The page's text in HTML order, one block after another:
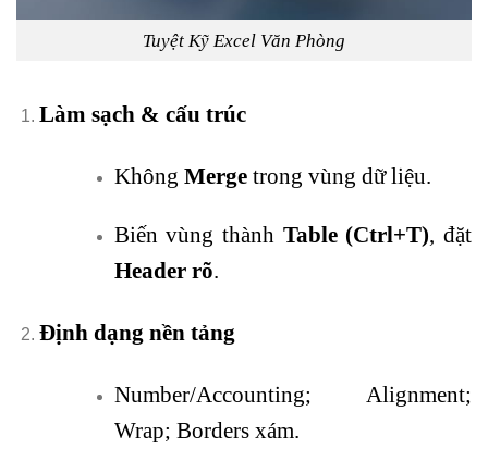
Tuyệt Kỹ Excel Văn Phòng
Làm sạch & cấu trúc
Không Mergetrong vùng dữ liệu.
Biến vùng thành Table (Ctrl+T), đặt
Header rõ.
Định dạng nền tảng
Number/Accounting; Alignment;
Wrap; Borders xám.